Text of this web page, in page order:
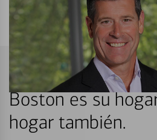
Boston es su
hogar también.